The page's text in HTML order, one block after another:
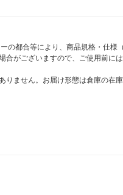
都合等により、商品規格・仕様
がございますので、ご使用前に
ません。お届け形態は倉庫の在